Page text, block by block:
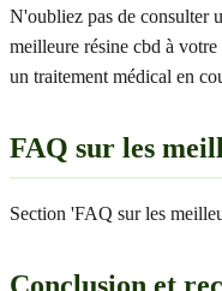
N'oubliez pas de consulter
meilleure résine cbd à
un traitement médical en
FAQ sur les
Section 'FAQ sur les